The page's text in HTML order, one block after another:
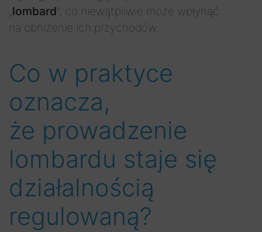
„lombard”, co niewątpliwie może wpłynąć
na obniżenie ich przychodów.
Co w praktyce
oznacza,
że prowadzenie
lombardu staje się
działalnością
regulowaną?